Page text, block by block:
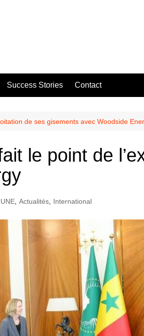
Success Stories Contact
de ses gisements avec Woodside
le point de
Actualités International